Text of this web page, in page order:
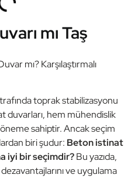
mı Taş
mı? Karşılaştırmalı
toprak stabilizasyonu
duvarları, hem mühendislik
sahiptir. Ancak seçim
biri şudur: Beton istinat
iyi bir seçimdir?Bu yazıda,
ve uygulama